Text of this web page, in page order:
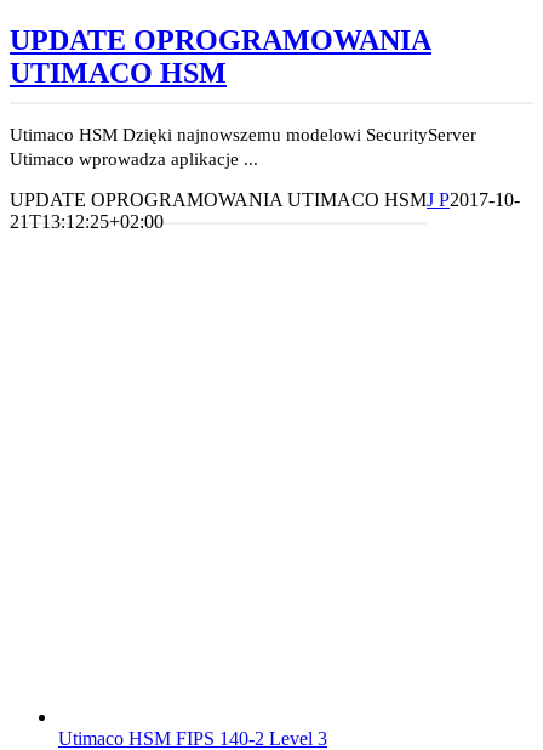
UPDATE OPROGRAMOWANIA
UTIMACO HSM
Utimaco HSM Dzięki najnowszemu modelowi SecurityServer
Utimaco wprowadza aplikacje ...
UPDATE OPROGRAMOWANIA UTIMACO HSMJ P2017-10-
21T13:12:25+02:00
Utimaco HSM FIPS 140-2 Level 3